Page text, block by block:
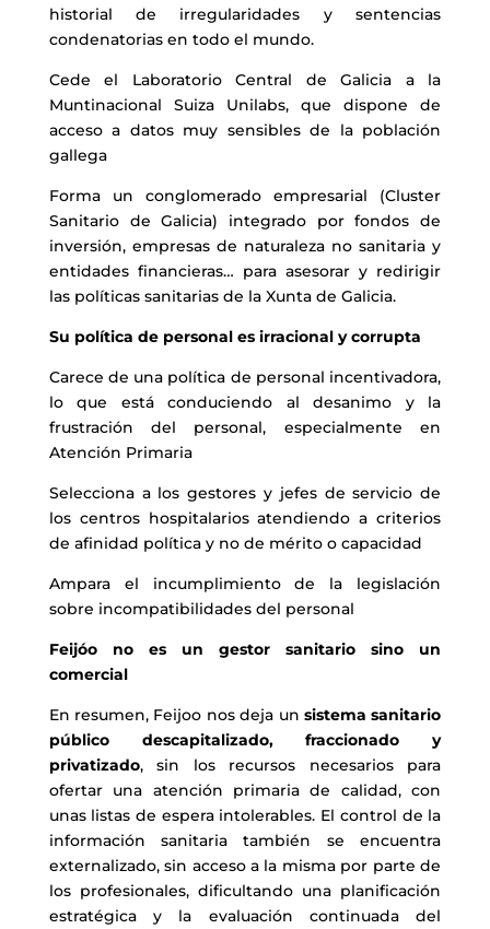
historial de irregularidades y sentencias
condenatorias en todo el mundo.
Cede el Laboratorio Central de Galicia a la
Muntinacional Suiza Unilabs, que dispone de
acceso a datos muy sensibles de la población
gallega
Forma un conglomerado empresarial (Cluster
Sanitario de Galicia) integrado por fondos de
inversión, empresas de naturaleza no sanitaria y
entidades financieras… para asesorar y redirigir
las políticas sanitarias de la Xunta de Galicia.
Su política de personal es irracional y corrupta
Carece de una política de personal incentivadora,
lo que está conduciendo al desanimo y la
frustración del personal, especialmente en
Atención Primaria
Selecciona a los gestores y jefes de servicio de
los centros hospitalarios atendiendo a criterios
de afinidad política y no de mérito o capacidad
Ampara el incumplimiento de la legislación
sobre incompatibilidades del personal
Feijóo no es un gestor sanitario sino un
comercial
En resumen, Feijoo nos deja un sistema sanitario
público descapitalizado, fraccionado y
privatizado, sin los recursos necesarios para
ofertar una atención primaria de calidad, con
unas listas de espera intolerables. El control de la
información sanitaria también se encuentra
externalizado, sin acceso a la misma por parte de
los profesionales, dificultando una planificación
estratégica y la evaluación continuada del